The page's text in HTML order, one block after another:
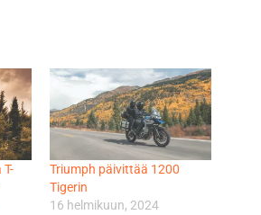
Triumph päivittää 1200
Tigerin
16 helmikuun, 2024